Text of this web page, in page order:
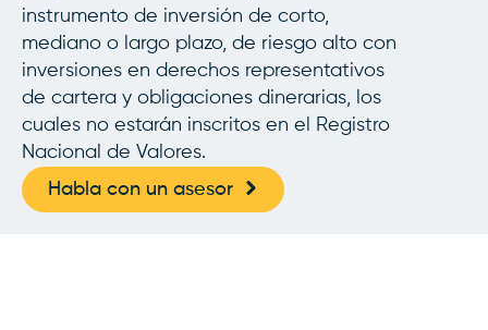
instrumento de inversión de corto,
mediano o largo plazo, de riesgo alto con
inversiones en derechos representativos
de cartera y obligaciones dinerarias, los
cuales no estarán inscritos en el Registro
Nacional de Valores.
Habla con un asesor